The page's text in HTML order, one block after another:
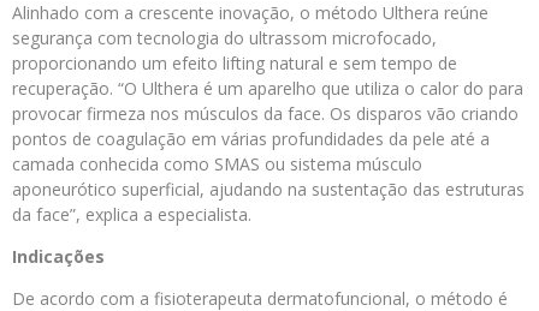
Alinhado com a crescente inovação, o método Ulthera reúne
segurança com tecnologia do ultrassom microfocado,
proporcionando um efeito lifting natural e sem tempo de
recuperação. “O Ulthera é um aparelho que utiliza o calor do para
provocar firmeza nos músculos da face. Os disparos vão criando
pontos de coagulação em várias profundidades da pele até a
camada conhecida como SMAS ou sistema músculo
aponeurótico superficial, ajudando na sustentação das estruturas
da face”, explica a especialista.
Indicações
De acordo com a fisioterapeuta dermatofuncional, o método é